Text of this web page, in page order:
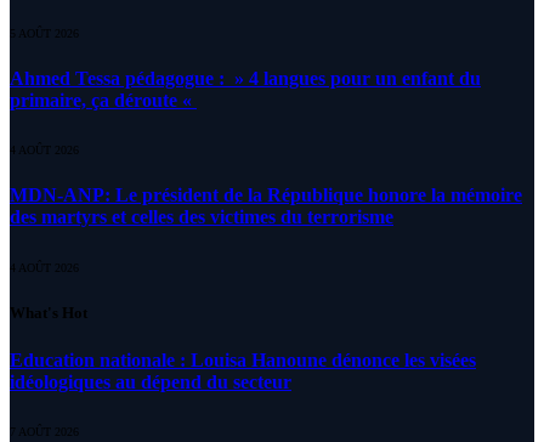
5 AOÛT 2026
Ahmed Tessa pédagogue : » 4 langues pour un enfant du
primaire, ça déroute «
4 AOÛT 2026
MDN-ANP: Le président de la République honore la mémoire
des martyrs et celles des victimes du terrorisme
4 AOÛT 2026
What's Hot
Education nationale : Louisa Hanoune dénonce les visées
idéologiques au dépend du secteur
7 AOÛT 2026